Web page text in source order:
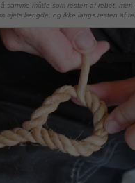
samme måde som resten af rebet,
øjets længde, og ikke langs resten af